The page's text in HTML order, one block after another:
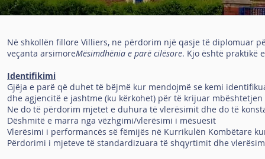
Në shkollën fillore Villiers, ne përdorim një qasje të diplomuar
veçanta arsimoreMësimdhënia e parë cilësore. Kjo është praktikë
Identifikimi
Gjëja e parë që duhet të bëjmë kur mendojmë se kemi
dhe agjencitë e jashtme (ku kërkohet) për të krijuar
Ne do të përdorim mjetet e duhura të vlerësimit dhe do të
Dëshmitë e marra nga vëzhgimi/vlerësimi i mësuesit
Vlerësimi i performancës së fëmijës në Kurrikulën Kombëtare
Përdorimi i mjeteve të standardizuara të shqyrtimit dhe